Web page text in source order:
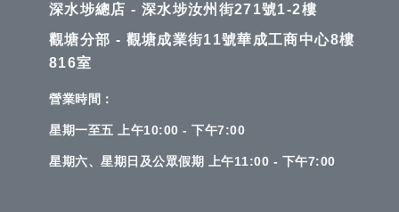
深水埗總店 - 深水埗汝州街271號1-2樓
觀塘分部 - 觀塘成業街11號華成工商中心8樓
816室
營業時間：
星期一至五 上午10:00 - 下午7:00
星期六、星期日及公眾假期 上午11:00 - 下午7:00